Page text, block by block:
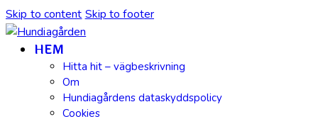
Skip to content Skip to footer
HEM
Hitta hit – vägbeskrivning
Om
Hundiagårdens dataskyddspolicy
Cookies